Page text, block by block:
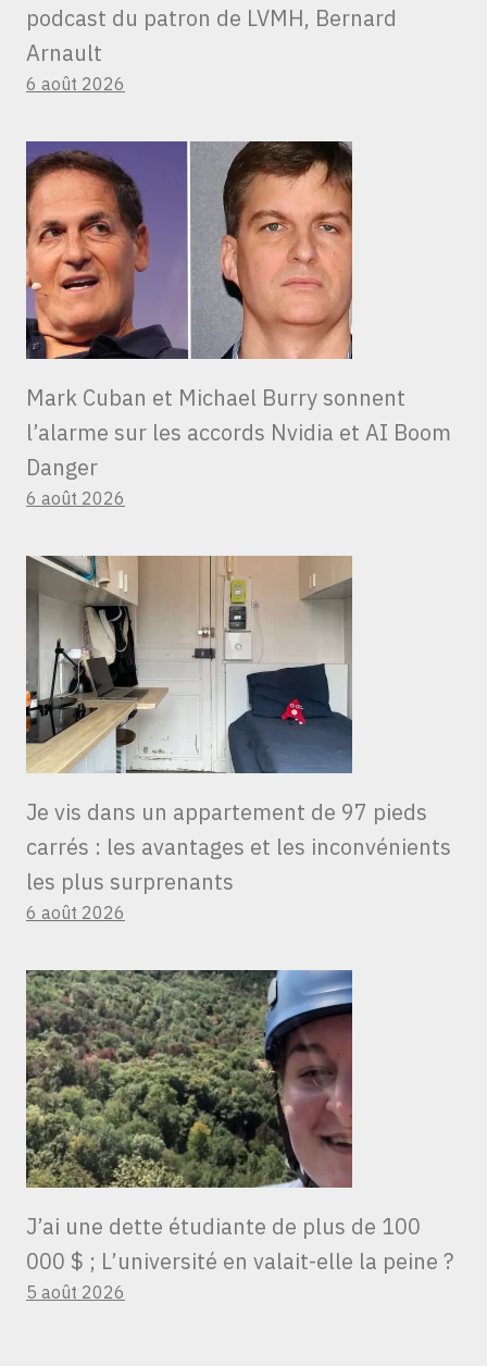
podcast du patron de LVMH, Bernard
Arnault
6 août 2026
Mark Cuban et Michael Burry sonnent
l’alarme sur les accords Nvidia et AI Boom
Danger
6 août 2026
Je vis dans un appartement de 97 pieds
carrés : les avantages et les inconvénients
les plus surprenants
6 août 2026
J’ai une dette étudiante de plus de 100
000 $ ; L’université en valait-elle la peine ?
5 août 2026